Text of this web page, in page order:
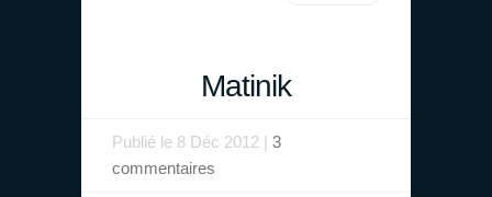
Matinik
Publié le 8 Déc 2012 | 3
commentaires